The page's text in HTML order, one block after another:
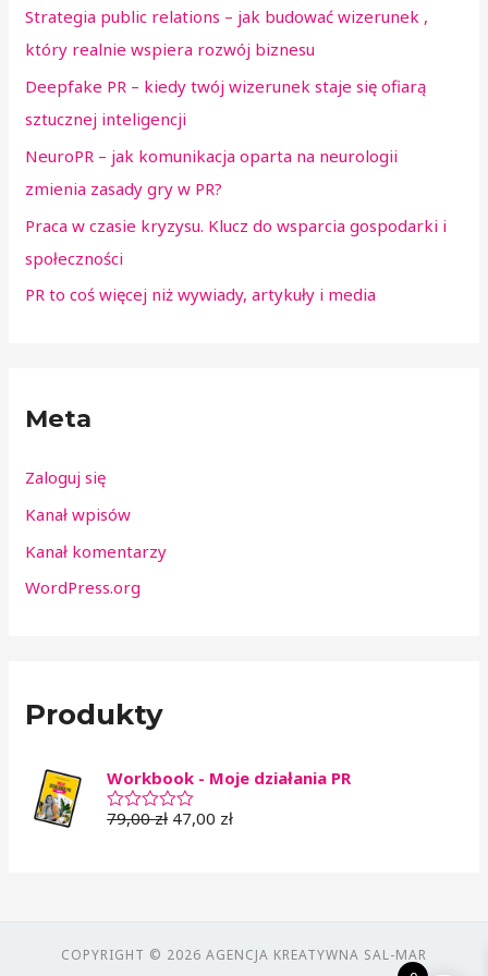
Strategia public relations – jak budować wizerunek ,
który realnie wspiera rozwój biznesu
Deepfake PR – kiedy twój wizerunek staje się ofiarą
sztucznej inteligencji
NeuroPR – jak komunikacja oparta na neurologii
zmienia zasady gry w PR?
Praca w czasie kryzysu. Klucz do wsparcia gospodarki i
społeczności
PR to coś więcej niż wywiady, artykuły i media
Meta
Zaloguj się
Kanał wpisów
Kanał komentarzy
WordPress.org
Produkty
Workbook - Moje działania PR
O
0
79,00zł 47,00 zł
COPYRIGHT © 2026 AGENCJA KREATYWNA SAL-MAR